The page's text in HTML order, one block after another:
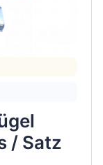
/ Satz